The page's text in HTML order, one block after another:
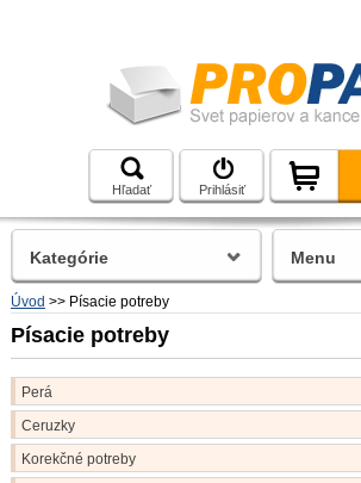
Hľadať Prihlásiť
Úvod >> Písacie potreby
Písacie potreby
Perá
Ceruzky
Korekčné potreby
Kategórie Menu